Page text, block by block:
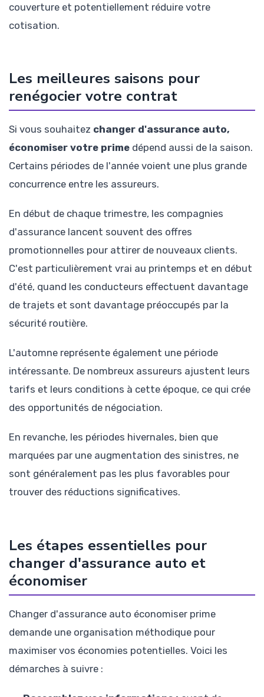
couverture et potentiellement réduire votre
cotisation.
Les meilleures saisons pour
renégocier votre contrat
Si vous souhaitez changer d'assurance auto,
économiser votre prime dépend aussi de la saison.
Certains périodes de l'année voient une plus grande
concurrence entre les assureurs.
En début de chaque trimestre, les compagnies
d'assurance lancent souvent des offres
promotionnelles pour attirer de nouveaux clients.
C'est particulièrement vrai au printemps et en début
d'été, quand les conducteurs effectuent davantage
de trajets et sont davantage préoccupés par la
sécurité routière.
L'automne représente également une période
intéressante. De nombreux assureurs ajustent leurs
tarifs et leurs conditions à cette époque, ce qui crée
des opportunités de négociation.
En revanche, les périodes hivernales, bien que
marquées par une augmentation des sinistres, ne
sont généralement pas les plus favorables pour
trouver des réductions significatives.
Les étapes essentielles pour
changer d'assurance auto et
économiser
Changer d'assurance auto économiser prime
demande une organisation méthodique pour
maximiser vos économies potentielles. Voici les
démarches à suivre :